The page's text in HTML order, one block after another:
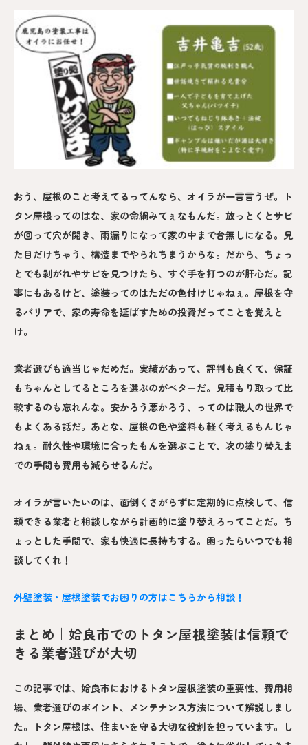
おう、屋根のこと考えてるってんなら、オイラが一言言うぜ。ト
タン屋根ってのはな、家の命綱みてぇなもんだ。放っとくとサビ
が回って穴が開き、雨漏りになって家の中まで台無しになる。見
た目だけちゃう、構造までやられちまうからな。だから、ちょっ
とでも剥がれやサビを見つけたら、すぐ手を打つのが肝心だ。記
事にもあるけど、塗装ってのはただの色付けじゃねぇ。屋根を守
るバリアで、家の寿命を延ばすための投資だってことを覚えと
け。
業者選びも適当じゃだめだ。実績があって、評判も良くて、保証
もちゃんとしてるところを選ぶのがベターだ。見積もり取って比
較するのも忘れんな。安かろう悪かろう、ってのは職人の世界で
もよくある話だ。あとな、屋根の色や塗料も軽く考えるもんじゃ
ねぇ。耐久性や環境に合ったもんを選ぶことで、次の塗り替えま
での手間も費用も減らせるんだ。
オイラが言いたいのは、面倒くさがらずに定期的に点検して、信
頼できる業者と相談しながら計画的に塗り替えろってことだ。ち
ょっとした手間で、家も快適に長持ちする。困ったらいつでも相
談してくれ！
外壁塗装・屋根塗装でお困りの方はこちらから相談！
まとめ｜姶良市でのトタン屋根塗装は信頼で
きる業者選びが大切
この記事では、姶良市におけるトタン屋根塗装の重要性、費用相
場、業者選びのポイント、メンテナンス方法について解説しまし
た。トタン屋根は、住まいを守る大切な役割を担っています。し